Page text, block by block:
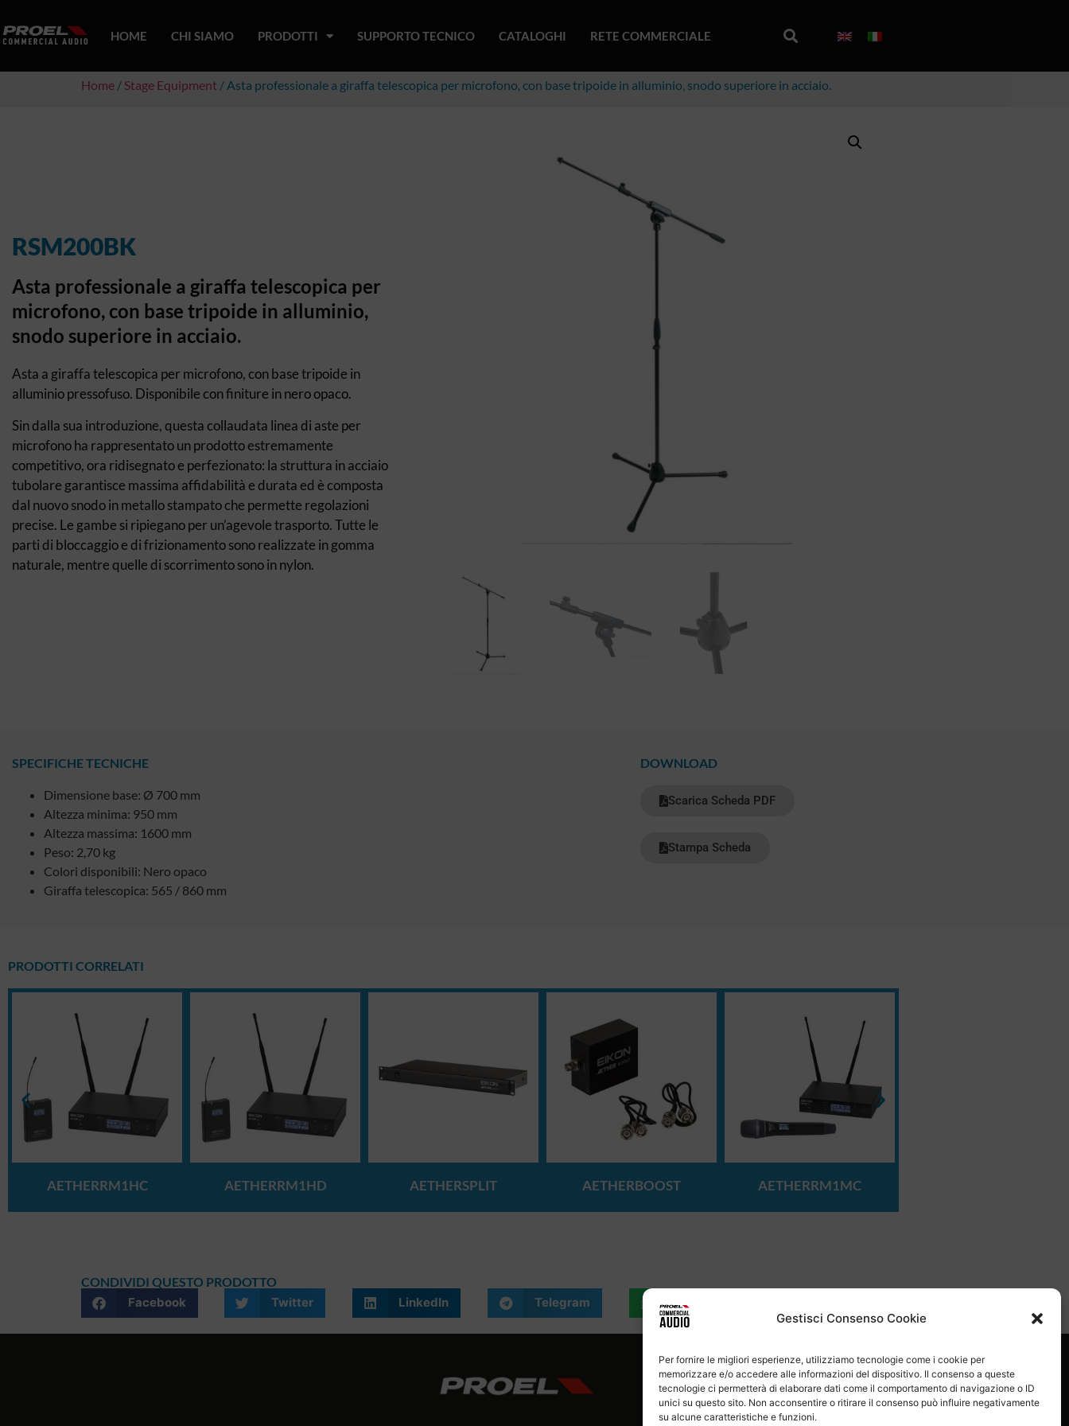
Gestisci Consenso Cookie
Per fornire le migliori esperienze, utilizziamo tecnologie come i cookie per
memorizzare e/o accedere alle informazioni del dispositivo. Il consenso a queste
tecnologie ci permetterà di elaborare dati come il comportamento di navigazione o ID
unici su questo sito. Non acconsentire o ritirare il consenso può influire negativamente
su alcune caratteristiche e funzioni.
HOME CHI SIAMO PRODOTTI SUPPORTO TECNICO CATALOGHI RETE COMMERCIALE
Home / Stage Equipment / Asta professionale a giraffa telescopica per microfono, con base tripoide in alluminio, snodo superiore in acciaio.
RSM200BK
Asta professionale a giraffa telescopica per
microfono, con base tripoide in alluminio,
snodo superiore in acciaio.
Asta a giraffa telescopica per microfono, con base tripoide in
alluminio pressofuso. Disponibile con finiture in nero opaco.
Sin dalla sua introduzione, questa collaudata linea di aste per
microfono ha rappresentato un prodotto estremamente
competitivo, ora ridisegnato e perfezionato: la struttura in acciaio
tubolare garantisce massima affidabilità e durata ed è composta
dal nuovo snodo in metallo stampato che permette regolazioni
precise. Le gambe si ripiegano per un’agevole trasporto. Tutte le
parti di bloccaggio e di frizionamento sono realizzate in gomma
naturale, mentre quelle di scorrimento sono in nylon.
SPECIFICHE TECNICHE
Dimensione base: Ø 700 mm
Altezza minima: 950 mm
Altezza massima: 1600 mm
Peso: 2,70 kg
Colori disponibili: Nero opaco
Giraffa telescopica: 565 / 860 mm
DOWNLOAD
Scarica Scheda PDF
Stampa Scheda
PRODOTTI CORRELATI
AETHERRM1HC AETHERRM1HD AETHERSPLIT AETHERBOOST AETHERRM1MC
CONDIVIDI QUESTO PRODOTTO
Facebook
Twitter LinkedIn Telegram WhatsApp